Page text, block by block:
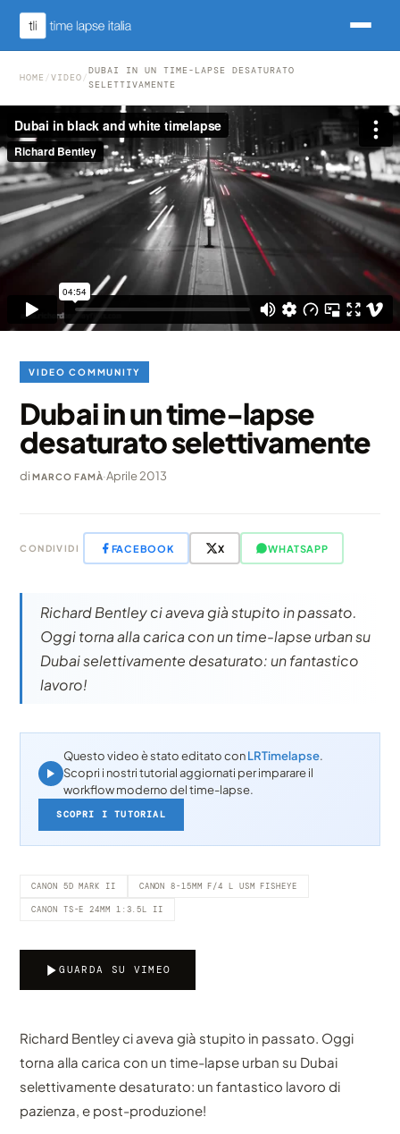
HOME /VIDEO /
DUBAI IN UN TIME-LAPSE DESATURATO
SELETTIVAMENTE
VIDEO COMMUNITY
Dubai in un time-lapse
desaturato selettivamente
diMARCO FAMÀ·Aprile 2013
CONDIVIDI FACEBOOK X WHATSAPP
Richard Bentley ci aveva già stupito in passato.
Oggi torna alla carica con un time-lapse urban su
Dubai selettivamente desaturato: un fantastico
lavoro!
Questo video è stato editato conLRTimelapse.
Scopri i nostri tutorial aggiornati per imparare il
workflow moderno del time-lapse.
SCOPRI I TUTORIAL
CANON 5D MARK II CANON 8-15MM F/4 L USM FISHEYE
CANON TS-E 24MM 1:3.5L II
GUARDA SU VIMEO
Richard Bentley ci aveva già stupito in passato. Oggi
torna alla carica con un time-lapse urban su Dubai
selettivamente desaturato: un fantastico lavoro di
pazienza, e post-produzione!